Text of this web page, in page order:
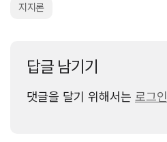
지지론
답글 남기기
댓글을 달기 위해서는 로그인